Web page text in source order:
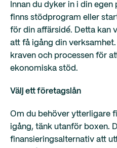
Innan du dyker in i din
finns stödprogram eller
för din affärsidé. Detta kan
att få igång din
kraven och processen för
ekonomiska stöd.
Välj ett företagslån
Om du behöver ytterligare
igång, tänk utanför boxen.
finansieringsalternativ att